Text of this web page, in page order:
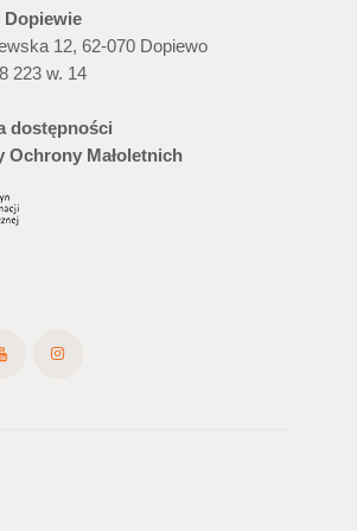
Dopiewie
12, 62-070 Dopiewo
223 w. 14
dostępności
Ochrony Małoletnich